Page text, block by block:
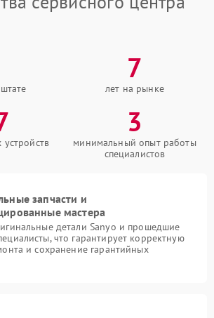
7
лет на рынке
3
минимальный опыт работы
специалистов
запчасти и
мастера
детали Sanyo и прошедшие
что гарантирует корректную
и сохранение гарантийных